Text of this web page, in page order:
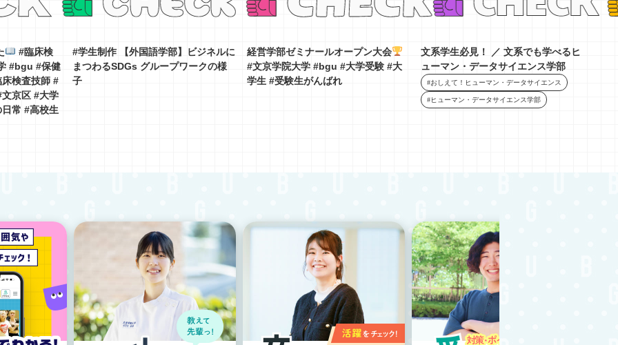
#臨床検
#bgu #保健
検査技師 #
京区 #大学
常 #高校生
#学生制作 【外国語学部】ビジネルに
まつわるSDGs グループワークの様
子
経営学部ゼミナールオープン大会
#文京学院大学 #bgu #大学受験 #大
学生 #受験生がんばれ
文系学生必見！ ／ 文系でも学べるヒ
ューマン・データサイエンス学部
#おしえて！ヒューマン・データサイエンス
#ヒューマン・データサイエンス学部